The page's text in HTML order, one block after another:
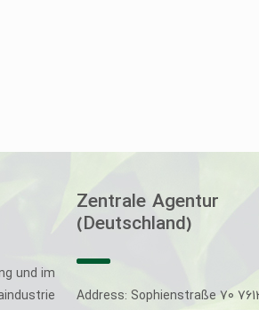
und im
Zentrale Agentur
(Deutschland)
Address: Sophienstraße 70